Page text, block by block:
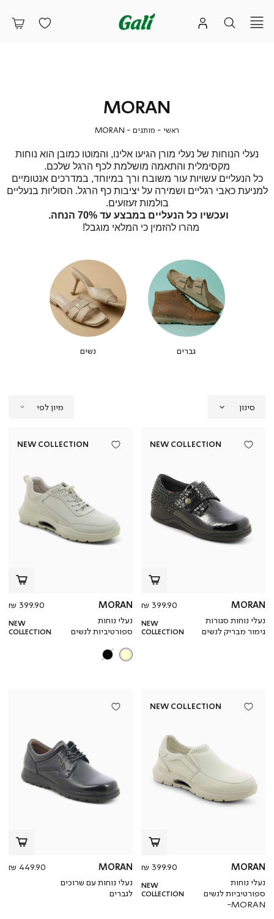
MORAN
ראשי ראשימותגים מותגים
MORAN
MORAN
נעלי הנוחות של נעלי מורן הגיעו אלינו, והמוטו כמובן הוא נוחות
מקסימלית והתאמה מושלמת לכף הרגל שלכם.
כל הנעליים עשויות עור משובח ורך במיוחד, במדרכים אנטומיים
למניעת כאבי רגליים ושמירה על יציבות כף הרגל. הסוליות בנעליים
בולמות זעזועים.
ועכשיו כל הנעליים במבצע עד 70% הנחה.
מהרו להזמין כי המלאי מוגבל!
גברים נשים
סינון
NEW COLLECTION
MORAN
נעלי נוחות סגורות
גימור מבריק לנשים
מחיר
399.90 ₪
NEW
COLLECTION
NEW COLLECTION
MORAN
נעלי נוחות
ספורטיביות לנשים
399.90 ₪
NEW
COLLECTION
NEW COLLECTION
MORAN
נעלי נוחות
ספורטיביות לנשים
MORAN-
מחיר
399.90 ₪
NEW
COLLECTION
MORAN
נעלי נוחות עם שרוכים
לגברים
449.90 ₪